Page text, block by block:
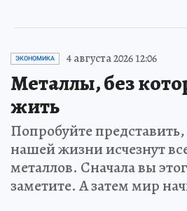
ЭКОНОМИКА 4 августа 2026 12:06
Металлы, без
жить
Попробуйте
нашей жизни исчезнут
металлов. Сначала вы
заметите. А затем мир